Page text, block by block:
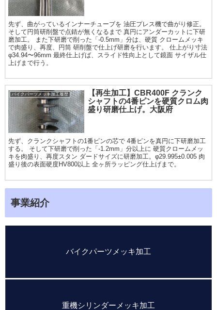
先ず、曲がっているインナーチューブを 油圧プレス機で曲がり修正。
そして円筒研削盤で点錆が無くなるまで 真円にアンダーカットに下研
磨加工。 また下研磨で削った「-0.5mm」分は、硬質 クロームメッキ
で肉盛り、再度、円筒 研削盤で仕上げ研磨を行います。 仕上がり寸法
φ34.94〜96mm 最終仕上げば、スライド性向上として鏡面 サイザル仕
上げまで行う。
バイクパーツメッキ加工履歴
【再生加工】CBR400F クランク
シャフトの4番ピンを硬質クロム肉
盛り研磨仕上げ。大阪府
先ず、クランクシャフトの1番ピンの芯で 4番ピンを真円に下研磨加工
する。 そして下研磨で削った「-1.2mm」分以上に 硬質クロームメッ
キを肉盛り、再度スタン ダードサイズに研磨加工。φ29.995±0.005 肉
盛り後の表面硬度HV800以上 全ヶ所ラッピング仕上げまで。
事業紹介
バイクパーツメッキ加工
重機シリンダーメッキ加工